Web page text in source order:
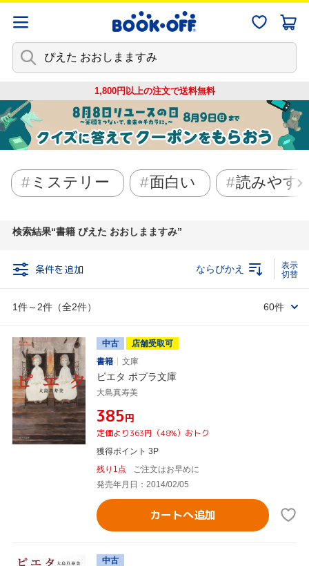
1,800円以上の注文で送料無料
ミステリー 面白い 読みやす
検索結果 書籍 ぴえた おおしまますみ
条件を追加
1件～2件（全2件）
ならびかえ
60件
中古
店舗受取可
書籍
文庫
ピエタ ポプラ文庫
大島真寿美
¥385円
定価より363円（48%）おトク
獲得ポイント 3P
残り1点
ご注文はお早めに
発売年月日：2014/02/05
カートへ追加
中古